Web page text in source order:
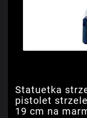
Statuetka
pistolet
19 cm na